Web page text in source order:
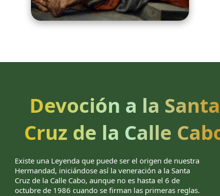
Devoción a la Santa
Cruz de la Calle
Existe una Leyenda que puede ser el origen de nuestra
Hermandad, iniciándose así la veneración a la Santa
Cruz de la Calle Cabo, aunque no es hasta el 6 de
octubre de 1986 cuando se firman las primeras reglas.